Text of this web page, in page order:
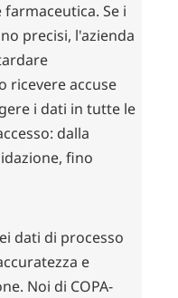
Se i
precisi, l'azienda
ricevere accuse
i dati in tutte le
dalla
fino
dati di processo
e
Noi di COPA-